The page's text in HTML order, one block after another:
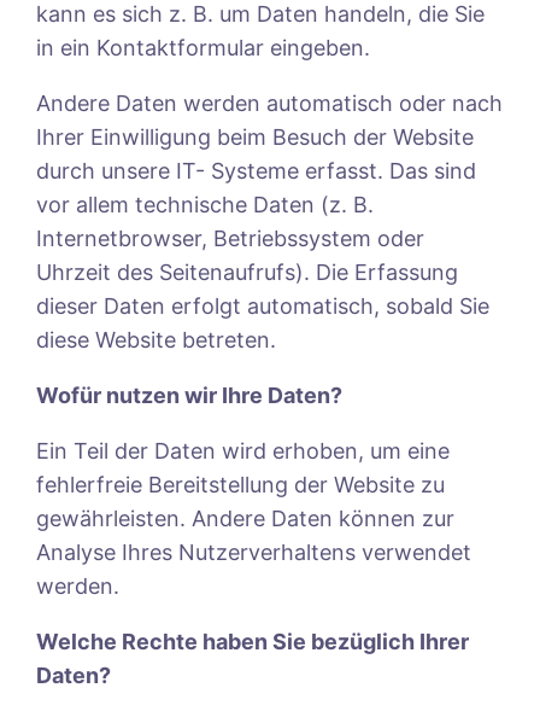
kann es sich z. B. um Daten handeln, die Sie
in ein Kontaktformular eingeben.
Andere Daten werden automatisch oder nach
Ihrer Einwilligung beim Besuch der Website
durch unsere IT- Systeme erfasst. Das sind
vor allem technische Daten (z. B.
Internetbrowser, Betriebssystem oder
Uhrzeit des Seitenaufrufs). Die Erfassung
dieser Daten erfolgt automatisch, sobald Sie
diese Website betreten.
Wofür nutzen wir Ihre Daten?
Ein Teil der Daten wird erhoben, um eine
fehlerfreie Bereitstellung der Website zu
gewährleisten. Andere Daten können zur
Analyse Ihres Nutzerverhaltens verwendet
werden.
Welche Rechte haben Sie bezüglich Ihrer
Daten?